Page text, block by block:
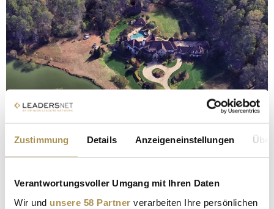
Zustimmung Details Anzeigeneinstellungen
Verantwortungsvoller Umgang mit Ihren Daten
Wir und unsere 58 Partner verarbeiten Ihre persönlichen
© Google Maps
Der Reiterhof des Filmstars Dwayne "The Rock" Johnson ist
dabei "nur" 7,5 Millionen Euro. Der Grund für den
vergleichsweise niedrigen Preis ist die Lage außerhalb von